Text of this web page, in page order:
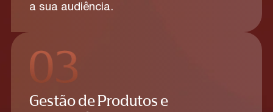
a sua audiência.
Gestão de Produtos e